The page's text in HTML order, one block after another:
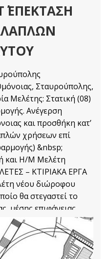
ΕΠΕΚΤΑΣΗ
Σταυρούπολης,
Μελέτης: Στατική (08)
Ανέγερση
και προσθήκη κατ’
χρήσεων επί
&nbsp;
και Η/Μ Μελέτη
– ΚΤΙΡΙΑΚΑ ΕΡΓΑ
νέου διώροφου
θα στεγαστεί το
μέσης επιφάνειας
μελετήθηκε
Στατικές Μελέτες